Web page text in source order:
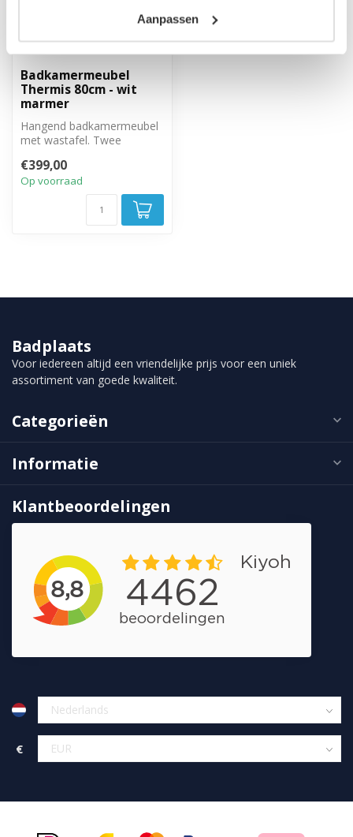
Aanpassen
Badkamermeubel
Thermis 80cm - wit
marmer
Hangend badkamermeubel
met wastafel. Twee
close sluitin...
€399,00
Op voorraad
Badplaats
Voor iedereen altijd een vriendelijke prijs voor een uniek
assortiment van goede kwaliteit.
Categorieën
Informatie
Klantbeoordelingen
€